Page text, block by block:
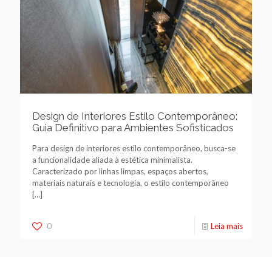
Design de Interiores Estilo Contemporâneo:
Guia Definitivo para Ambientes Sofisticados
Para design de interiores estilo contemporâneo, busca-se
a funcionalidade aliada à estética minimalista.
Caracterizado por linhas limpas, espaços abertos,
materiais naturais e tecnologia, o estilo contemporâneo
[…]
0 Leia mais